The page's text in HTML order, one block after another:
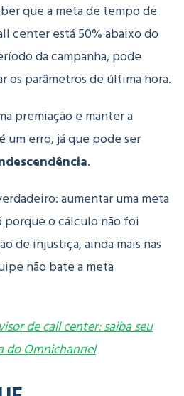
que a meta de tempo de
center está 50% abaixo do
da campanha, pode
os parâmetros de última hora.
premiação e manter a
um erro, já que pode ser
.
aumentar uma meta
porque o cálculo não foi
de injustiça, ainda mais nas
não bate a meta
de call center: saiba seu
do Omnichannel